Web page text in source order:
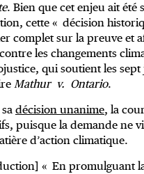
. Bien que cet enjeu ait été
cette « décision
complet sur la preuve et
les changements
qui soutient les
Mathur v. Ontario.
décision unanime, la
puisque la demande ne
d’action climatique.
« En promulguant